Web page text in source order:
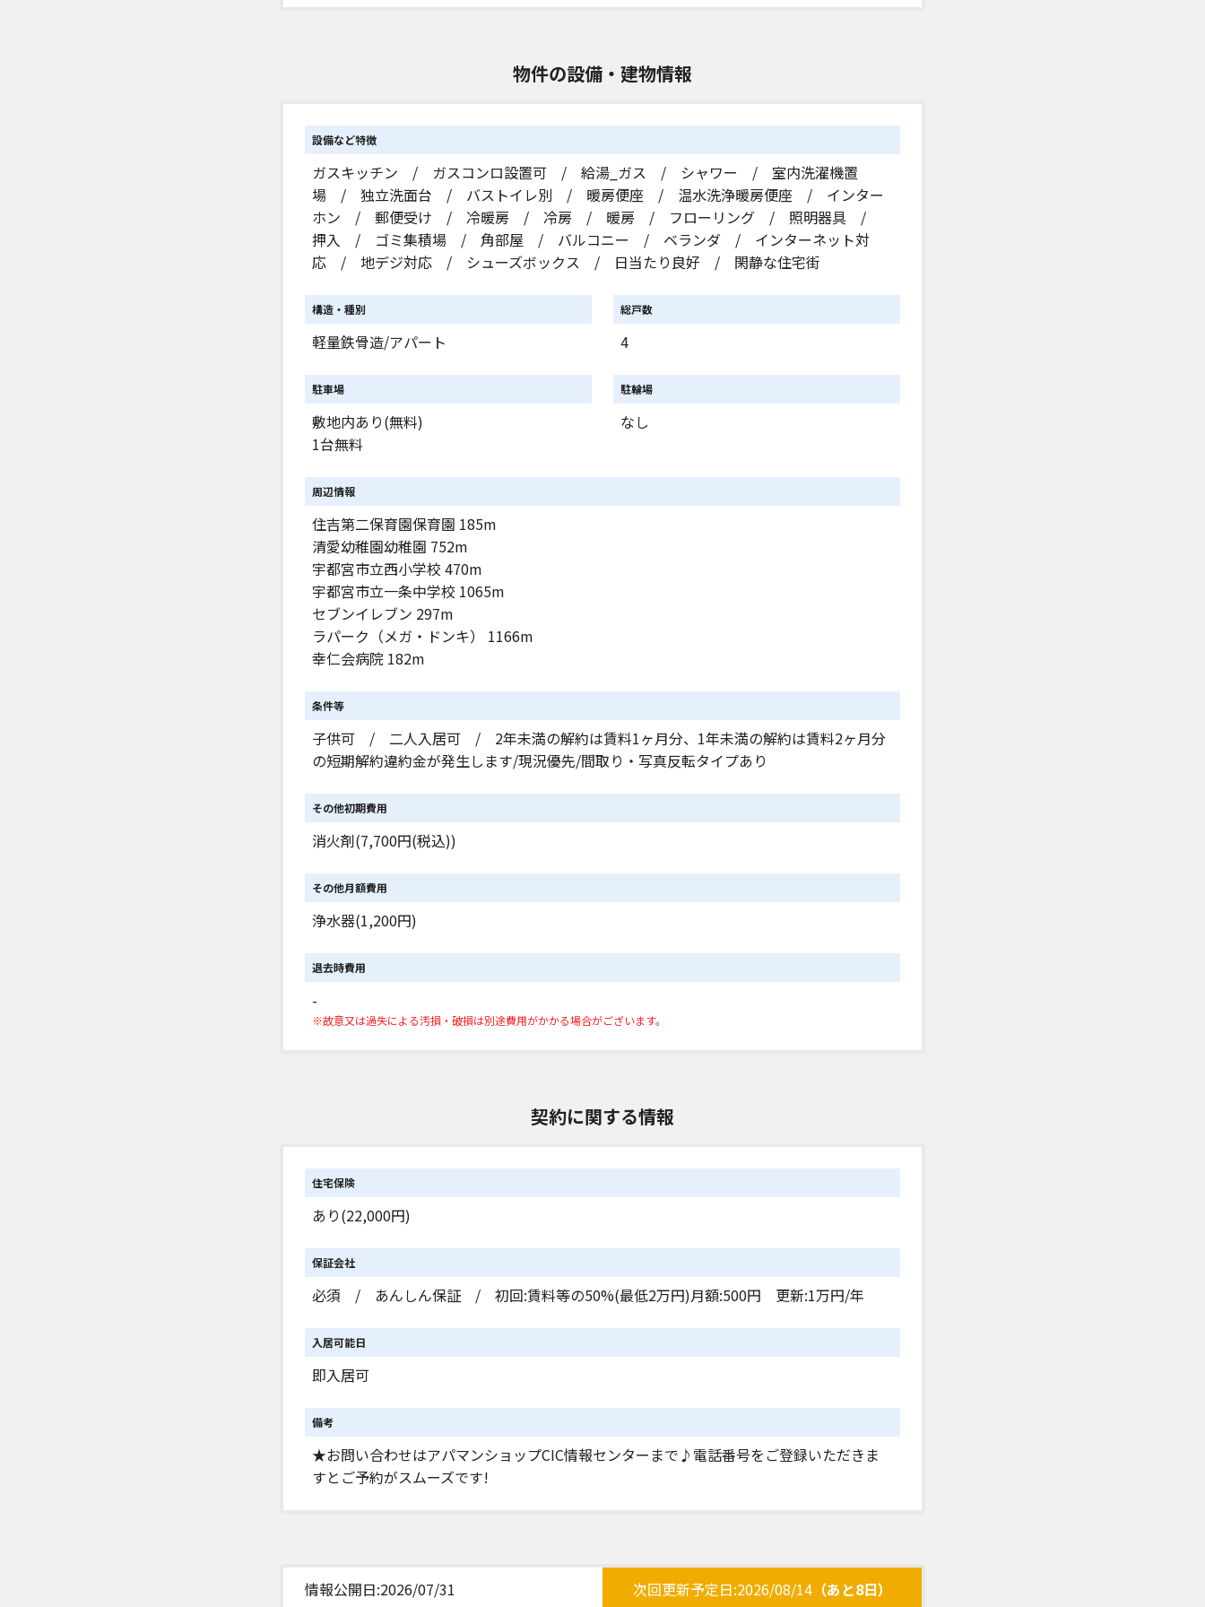
物件の設備・建物情報
設備など特徴
ガスキッチン / ガスコンロ設置可 / 給湯_ガス / シャワー / 室内洗濯機置
場 / 独立洗面台 / バストイレ別 / 暖房便座 / 温水洗浄暖房便座 / インター
ホン / 郵便受け / 冷暖房 / 冷房 / 暖房 / フローリング / 照明器具 /
押入 / ゴミ集積場 / 角部屋 / バルコニー / ベランダ / インターネット対
応 / 地デジ対応 / シューズボックス / 日当たり良好 / 閑静な住宅街
構造・種別
軽量鉄骨造/アパート
総戸数
4
駐車場
敷地内あり(無料)
1台無料
駐輪場
なし
周辺情報
住吉第二保育園保育園 185m
清愛幼稚園幼稚園 752m
宇都宮市立西小学校 470m
宇都宮市立一条中学校 1065m
セブンイレブン 297m
ラパーク（メガ・ドンキ） 1166m
幸仁会病院 182m
条件等
子供可 / 二人入居可 / 2年未満の解約は賃料1ヶ月分、1年未満の解約は賃料2ヶ月分
の短期解約違約金が発生します/現況優先/間取り・写真反転タイプあり
その他初期費用
消火剤(7,700円(税込))
その他月額費用
浄水器(1,200円)
退去時費用
-
※故意又は過失による汚損・破損は別途費用がかかる場合がございます。
契約に関する情報
住宅保険
あり(22,000円)
保証会社
必須 / あんしん保証 / 初回:賃料等の50%(最低2万円)月額:500円 更新:1万円/年
入居可能日
即入居可
備考
★お問い合わせはアパマンショップCIC情報センターまで♪電話番号をご登録いただきま
すとご予約がスムーズです!
情報公開日:2026/07/31 次回更新予定日:2026/08/14（あと8日）